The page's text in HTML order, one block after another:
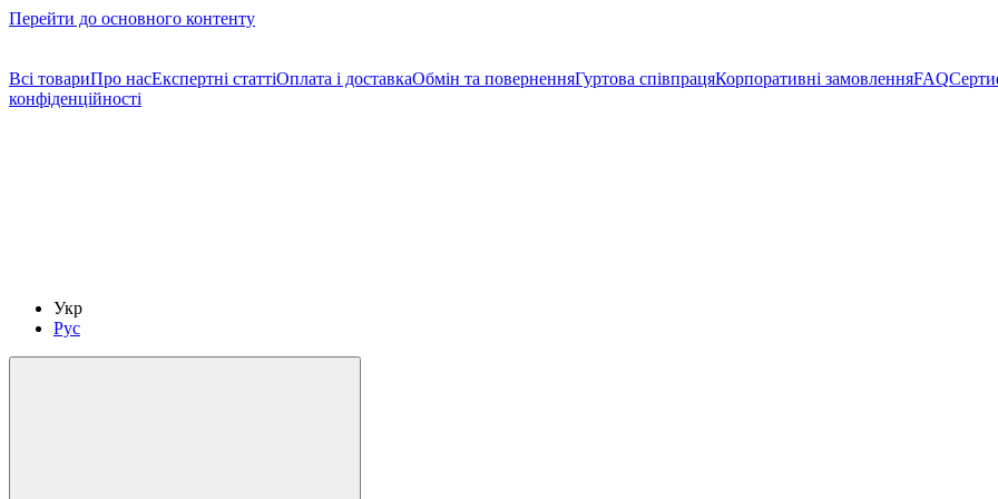
Перейти до основного контенту
Всі товариПро насЕкспертні статтіОплата і доставкаОбмін та поверненняГуртова співпрацяКорпоративні замовленняFAQ
конфіденційності
Укр
Рус